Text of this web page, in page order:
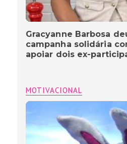
Gracyanne Barbosa
campanha solidária
apoiar dois ex-
MOTIVACIONAL